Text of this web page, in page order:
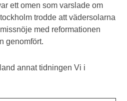
ett omen som varslade om
trodde att vädersolarna
med reformationen
genomfört.
annat tidningen Vi i